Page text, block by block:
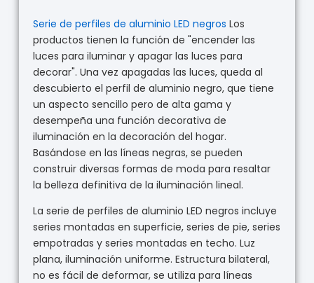
Serie de perfiles de aluminio LED negros Los
productos tienen la función de "encender las
luces para iluminar y apagar las luces para
decorar". Una vez apagadas las luces, queda al
descubierto el perfil de aluminio negro, que tiene
un aspecto sencillo pero de alta gama y
desempeña una función decorativa de
iluminación en la decoración del hogar.
Basándose en las líneas negras, se pueden
construir diversas formas de moda para resaltar
la belleza definitiva de la iluminación lineal.
La serie de perfiles de aluminio LED negros incluye
series montadas en superficie, series de pie, series
empotradas y series montadas en techo. Luz
plana, iluminación uniforme. Estructura bilateral,
no es fácil de deformar, se utiliza para líneas